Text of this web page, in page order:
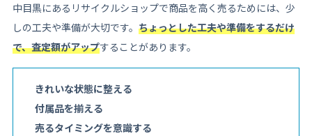
中目黒にあるリサイクルショップで商品を高く売るためには、少
しの工夫や準備が大切です。 ちょっとした工夫や準備をするだけ
で、査定額がアップすることがあります。
きれいな状態に整える
付属品を揃える
売るタイミングを意識する